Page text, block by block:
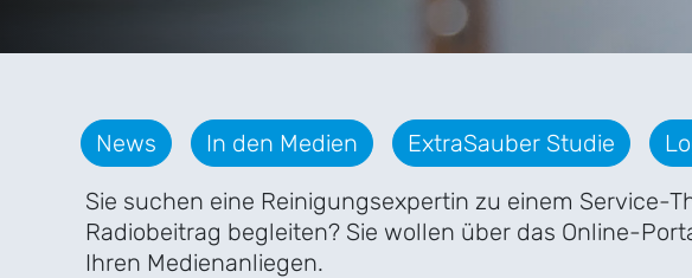
News In den Medien ExtraSauber Studie
Sie suchen eine Reinigungsexpertin zu einem Service-
Radiobeitrag begleiten? Sie wollen über das Online-
Ihren Medienanliegen.